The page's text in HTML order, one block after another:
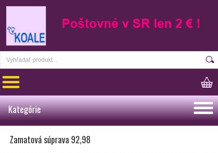
Kategórie
Zamatová súprava 92,98